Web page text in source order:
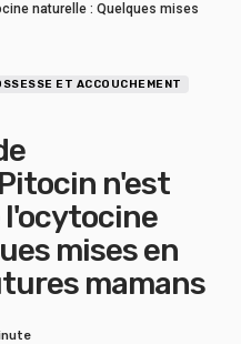
naturelle : Quelques mises
ET ACCOUCHEMENT
n'est
l'ocytocine
mises en
mamans